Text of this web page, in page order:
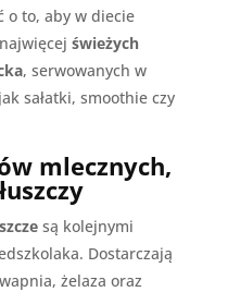
o to, aby w diecie
świeżych
, serwowanych w
sałatki, smoothie czy
mlecznych,
są kolejnymi
Dostarczają
żelaza oraz